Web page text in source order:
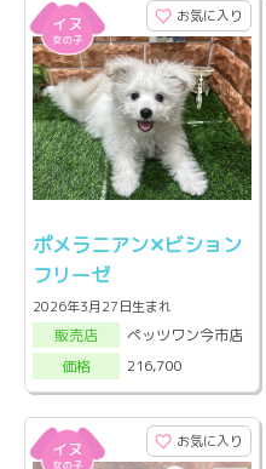
お気に入り
ポメラニアン✕ビション
フリーゼ
2026年3月27日生まれ
販売店
ペッツワン今市店
価格
216,700
お気に入り